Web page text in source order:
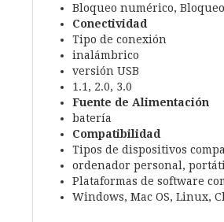
Bloqueo numérico,
Conectividad
Tipo de conexión
inalámbrico
versión USB
1.1, 2.0, 3.0
Fuente de Alimentación
batería
Compatibilidad
Tipos de dispositivos
ordenador personal,
Plataformas de software
Windows, Mac OS, Linux,